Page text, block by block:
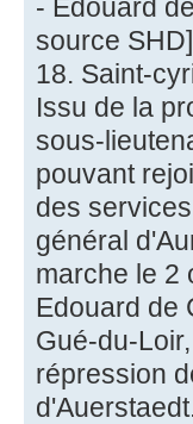
- Edouard
source
18. Saint-
Issu de la
sous-
pouvant
des
général
marche le 2
Edouard de
Gué-du-
répression